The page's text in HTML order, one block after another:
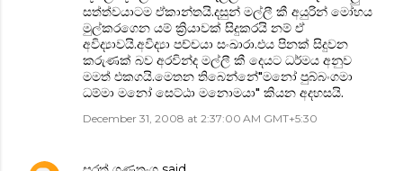
සත්ත්වයාටම ඒකාන්තයි.දසුන් මල්ලී කී අයුරින් මෝහය
මුල්කරගෙන යම් ක්‍රියාවක් සිදුකරයි නම් ඒ
අවිද්‍යාවයි.අවිද්‍යා පච්චයා සංඛාරා.එය පිනක් සිදුවන
කරුණක් බව අරවින්ද මල්ලී කී දෙයට ධර්මය අනුව
මමත් එකගයි.මෙතන තිබෙන්නේ"මනෝ පුබ්බංගමා
ධම්මා මනෝ සෙට්ඨා මනොමයා" කියන අදහසයි.
December 31, 2008 at 2:37:00 AM GMT+5:30